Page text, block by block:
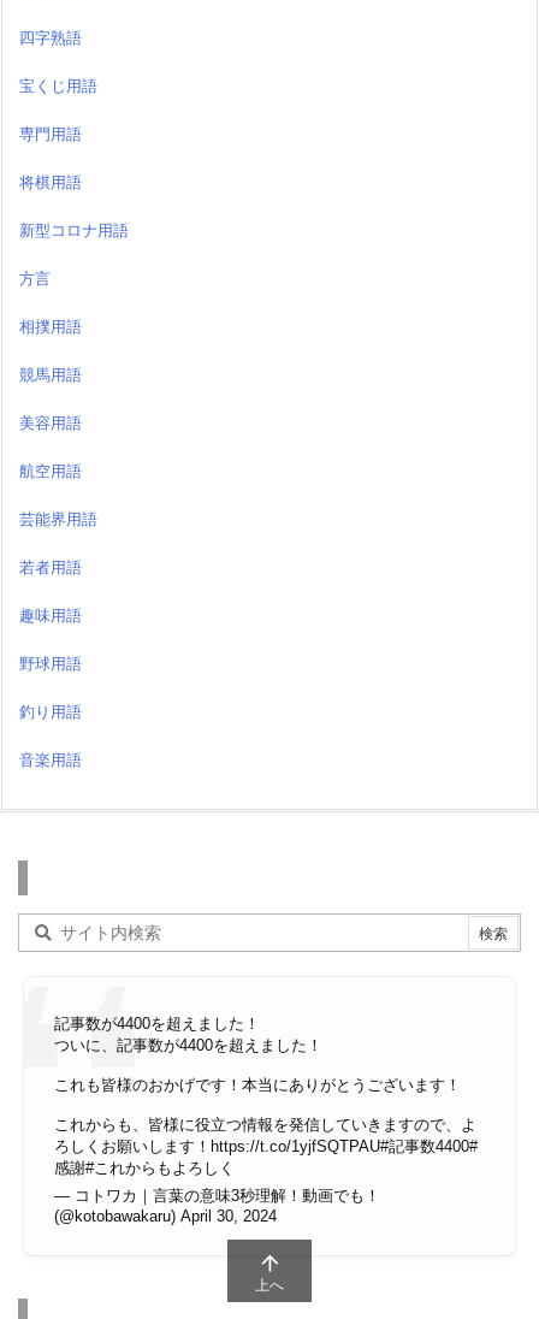
四字熟語
宝くじ用語
専門用語
将棋用語
新型コロナ用語
方言
相撲用語
競馬用語
美容用語
航空用語
芸能界用語
若者用語
趣味用語
野球用語
釣り用語
音楽用語
記事数が4400を超えました！
ついに、記事数が4400を超えました！
これも皆様のおかげです！本当にありがとうございます！
これからも、皆様に役立つ情報を発信していきますので、よ
ろしくお願いします！ https://t.co/1yjfSQTPAU#記事数4400#
感謝#これからもよろしく
— コトワカ｜言葉の意味3秒理解！動画でも！
(@kotobawakaru) April 30, 2024

上へ